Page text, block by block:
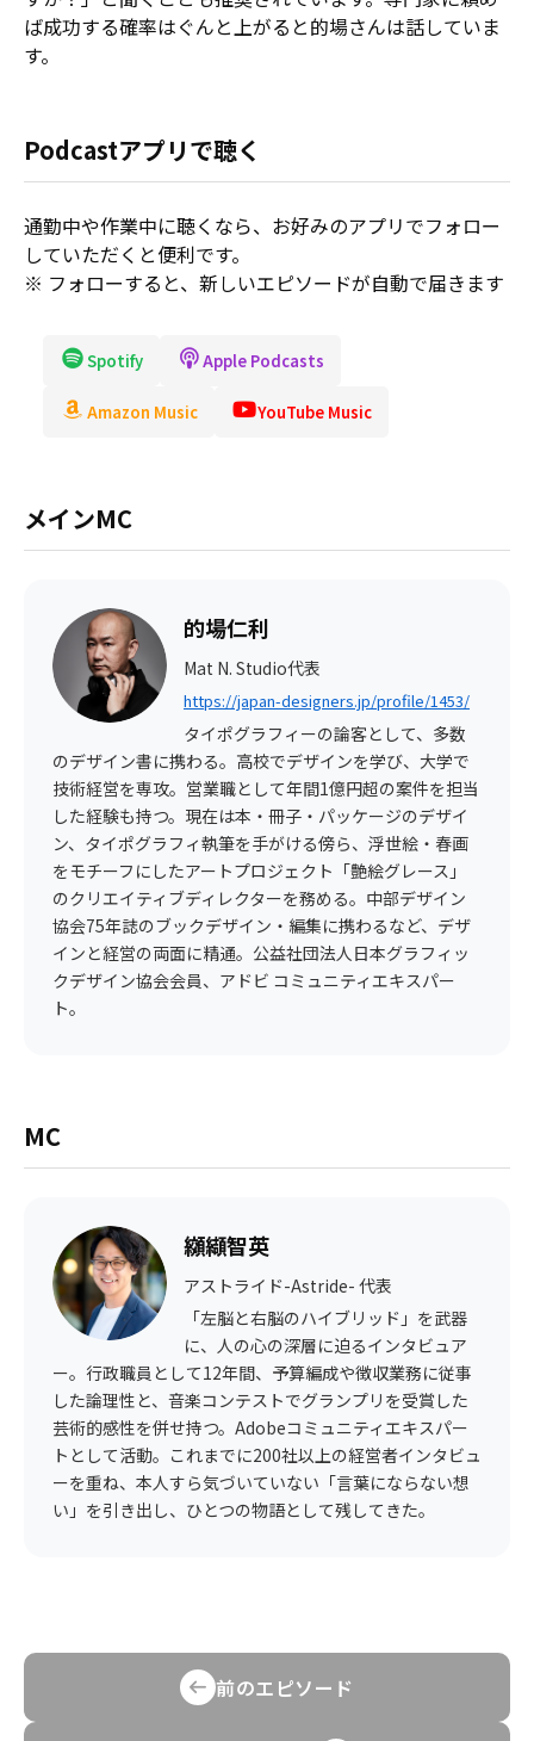
ば成功する確率はぐんと上がると的場さんは話していま
す。
Podcastアプリで聴く
通勤中や作業中に聴くなら、お好みのアプリでフォロー
していただくと便利です。
※ フォローすると、新しいエピソードが自動で届きます
Spotify Apple Podcasts
Amazon Music YouTube Music
メインMC
的場仁利
Mat N. Studio代表
https://japan-designers.jp/profile/1453/
タイポグラフィーの論客として、多数
のデザイン書に携わる。高校でデザインを学び、大学で
技術経営を専攻。営業職として年間1億円超の案件を担当
した経験も持つ。現在は本・冊子・パッケージのデザイ
ン、タイポグラフィ執筆を手がける傍ら、浮世絵・春画
をモチーフにしたアートプロジェクト「艶絵グレース」
のクリエイティブディレクターを務める。中部デザイン
協会75年誌のブックデザイン・編集に携わるなど、デザ
インと経営の両面に精通。公益社団法人日本グラフィッ
クデザイン協会会員、アドビ コミュニティエキスパー
ト。
MC
纐纈智英
アストライド-Astride- 代表
「左脳と右脳のハイブリッド」を武器
に、人の心の深層に迫るインタビュア
ー。行政職員として12年間、予算編成や徴収業務に従事
した論理性と、音楽コンテストでグランプリを受賞した
芸術的感性を併せ持つ。Adobeコミュニティエキスパー
トとして活動。これまでに200社以上の経営者インタビュ
ーを重ね、本人すら気づいていない「言葉にならない想
い」を引き出し、ひとつの物語として残してきた。
前のエピソード